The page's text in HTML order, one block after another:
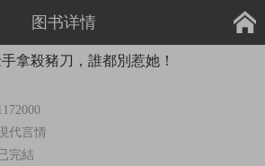
图书详情
拿殺豬刀，誰都別惹她！
代言情
完結